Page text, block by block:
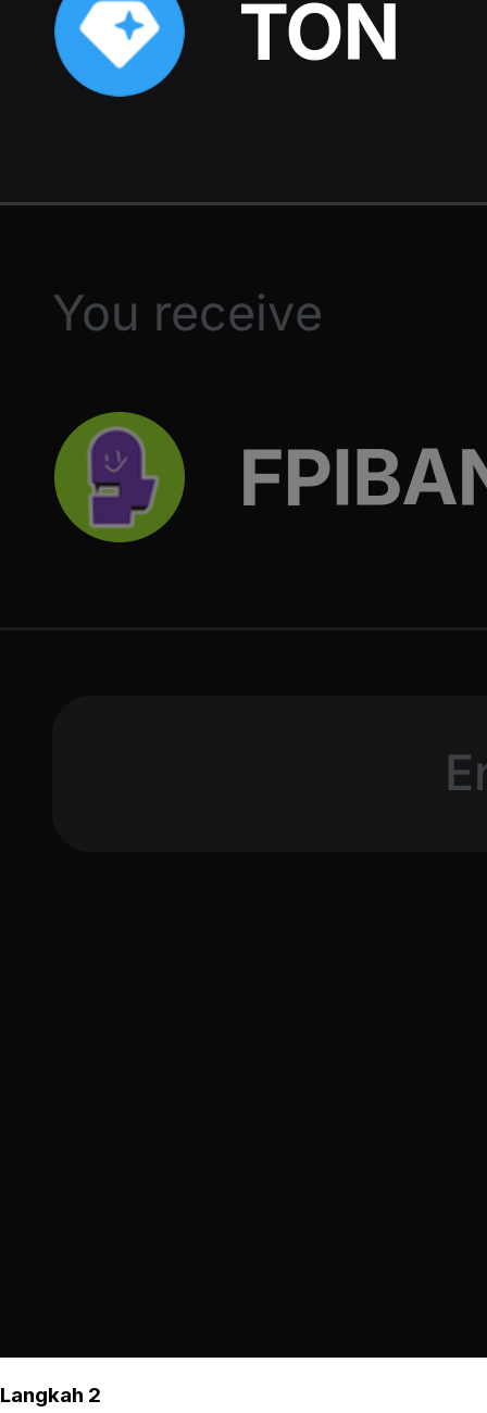
Langkah 2